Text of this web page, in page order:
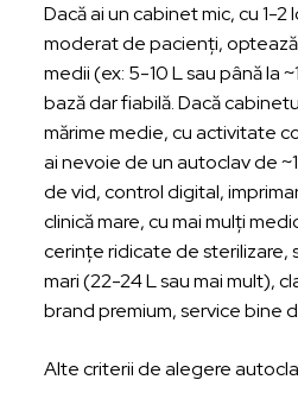
Dacă ai un cabinet mic, cu 1-2
moderat de pacienţi,
medii (ex: 5-10 L sau până la
bază dar fiabilă. Dacă
mărime medie, cu activitate
ai nevoie de un autoclav de
de vid, control digital,
clinică mare, cu mai mulţi
cerinţe ridicate de sterilizare,
mari (22-24 L sau mai mult),
brand premium, service bine
Alte criterii de alegere